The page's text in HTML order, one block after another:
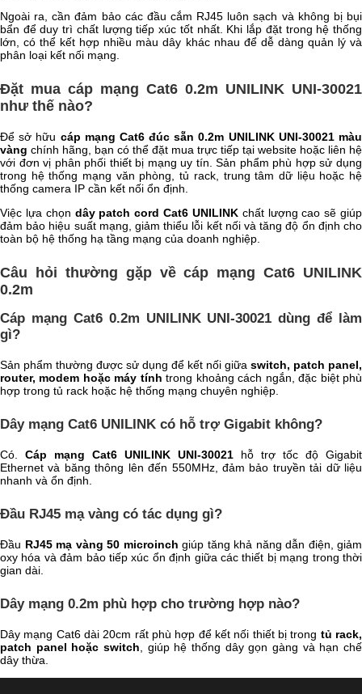
Ngoài ra, cần đảm bảo các đầu cắm RJ45 luôn sạch và không bị bụi
bẩn để duy trì chất lượng tiếp xúc tốt nhất. Khi lắp đặt trong hệ thống
lớn, có thể kết hợp nhiều màu dây khác nhau để dễ dàng quản lý và
phân loại kết nối mạng.
Đặt mua cáp mạng Cat6 0.2m UNILINK UNI-30021
như thế nào?
Để sở hữu cáp mạng Cat6 đúc sẵn 0.2m UNILINK UNI-30021 màu
vàng chính hãng, bạn có thể đặt mua trực tiếp tại website hoặc liên hệ
với đơn vị phân phối thiết bị mạng uy tín. Sản phẩm phù hợp sử dụng
trong hệ thống mạng văn phòng, tủ rack, trung tâm dữ liệu hoặc hệ
thống camera IP cần kết nối ổn định.
Việc lựa chọn dây patch cord Cat6 UNILINKchất lượng cao sẽ giúp
đảm bảo hiệu suất mạng, giảm thiểu lỗi kết nối và tăng độ ổn định cho
toàn bộ hệ thống hạ tầng mạng của doanh nghiệp.
Câu hỏi thường gặp về cáp mạng Cat6 UNILINK
0.2m
Cáp mạng Cat6 0.2m UNILINK UNI-30021 dùng để làm
gì?
Sản phẩm thường được sử dụng để kết nối giữa switch, patch panel,
router, modem hoặc máy tính trong khoảng cách ngắn, đặc biệt phù
hợp trong tủ rack hoặc hệ thống mạng chuyên nghiệp.
Dây mạng Cat6 UNILINK có hỗ trợ Gigabit không?
Có. Cáp mạng Cat6 UNILINK UNI-30021 hỗ trợ tốc độ Gigabit
Ethernet và băng thông lên đến 550MHz, đảm bảo truyền tải dữ liệu
nhanh và ổn định.
Đầu RJ45 mạ vàng có tác dụng gì?
Đầu RJ45 mạ vàng 50 microinch giúp tăng khả năng dẫn điện, giảm
oxy hóa và đảm bảo tiếp xúc ổn định giữa các thiết bị mạng trong thời
gian dài.
Dây mạng 0.2m phù hợp cho trường hợp nào?
Dây mạng Cat6 dài 20cm rất phù hợp để kết nối thiết bị trong tủ rack,
patch panel hoặc switch , giúp hệ thống dây gọn gàng và hạn chế
dây thừa.